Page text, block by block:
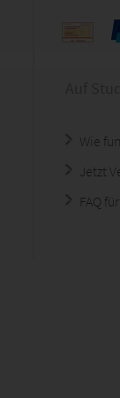
Wie
Jetzt
FAQ